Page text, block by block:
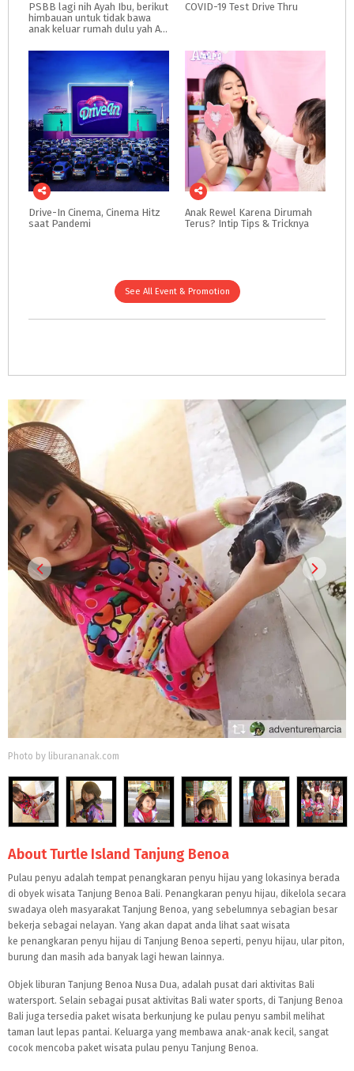
PSBB lagi nih Ayah Ibu, berikut
himbauan untuk tidak bawa
anak keluar rumah dulu yah Ayah Ibu
COVID-19 Test Drive Thru
Drive-In Cinema, Cinema Hitz
saat Pandemi
Anak Rewel Karena Dirumah
Terus? Intip Tips & Tricknya
See All Event & Promotion
Photo by liburananak.com
About Turtle Island Tanjung Benoa
Pulau penyu adalah tempat penangkaran penyu hijau yang lokasinya berada
di obyek wisata Tanjung Benoa Bali. Penangkaran penyu hijau, dikelola secara
swadaya oleh masyarakat Tanjung Benoa, yang sebelumnya sebagian besar
bekerja sebagai nelayan. Yang akan dapat anda lihat saat wisata
ke penangkaran penyu hijau di Tanjung Benoa seperti, penyu hijau, ular piton,
burung dan masih ada banyak lagi hewan lainnya.
Objek liburan Tanjung Benoa Nusa Dua, adalah pusat dari aktivitas Bali
watersport. Selain sebagai pusat aktivitas Bali water sports, di Tanjung Benoa
Bali juga tersedia paket wisata berkunjung ke pulau penyu sambil melihat
taman laut lepas pantai. Keluarga yang membawa anak-anak kecil, sangat
cocok mencoba paket wisata pulau penyu Tanjung Benoa.